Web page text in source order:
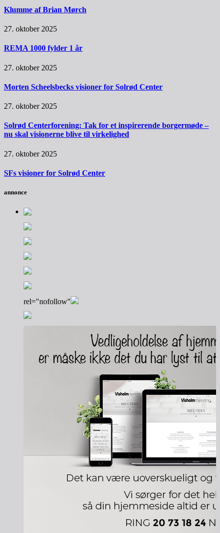
Klumme af Brian Mørch
27. oktober 2025
REMA 1000 fylder 1 år
27. oktober 2025
Morten Scheelsbecks visioner for Solrød Center
27. oktober 2025
Solrød Centerforening: Tak for et inspirerende borgermøde –
nu skal visionerne blive til virkelighed
27. oktober 2025
SFs visioner for Solrød Center
annonce
rel="nofollow"